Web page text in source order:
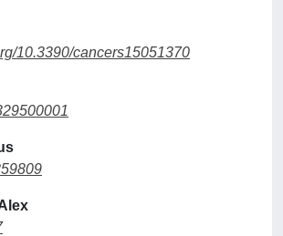
10.3390/cancers15051370